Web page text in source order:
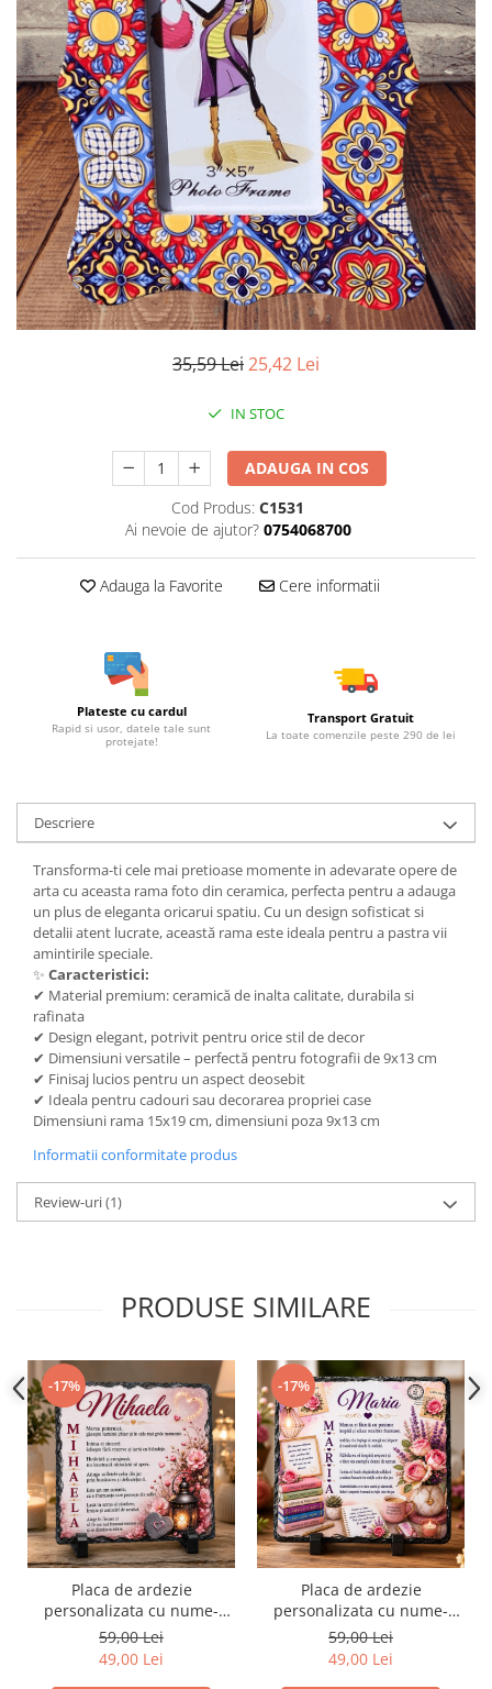
35,59 Lei25,42 Lei
IN STOC
ADAUGA IN COS
Cod Produs: C1531
Ai nevoie de ajutor? 0754068700
Adauga la Favorite Cere informatii
Plateste cu cardul
Rapid si usor, datele tale sunt
protejate!
Transport Gratuit
La toate comenzile peste 290 de lei
Descriere
Transforma-ti cele mai pretioase momente in adevarate opere de
arta cu aceasta rama foto din ceramica, perfecta pentru a adauga
un plus de eleganta oricarui spatiu. Cu un design sofisticat si
detalii atent lucrate, această rama este ideala pentru a pastra vii
amintirile speciale.
✨ Caracteristici:
✔ Material premium: ceramică de inalta calitate, durabila si
rafinata
✔ Design elegant, potrivit pentru orice stil de decor
✔ Dimensiuni versatile – perfectă pentru fotografii de 9x13 cm
✔ Finisaj lucios pentru un aspect deosebit
✔ Ideala pentru cadouri sau decorarea propriei case
Dimensiuni rama 15x19 cm, dimensiuni poza 9x13 cm
Informatii conformitate produs
Review-uri(1)
PRODUSE SIMILARE
-17%
Placa de ardezie
personalizata cu nume-
Mihaela
59,00 Lei
49,00 Lei
-17%
Placa de ardezie
personalizata cu nume-
Maria
59,00 Lei
49,00 Lei